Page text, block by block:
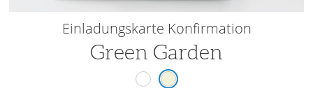
Einladungskarte Konfirmation
Green Garden